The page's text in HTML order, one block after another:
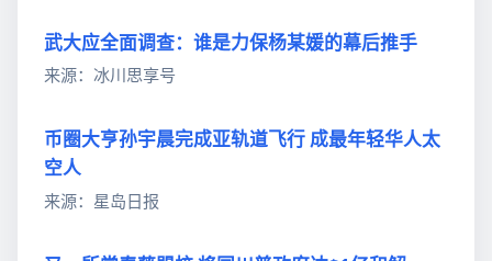
武大应全面调查：谁是力保杨某媛的幕后推手
来源：冰川思享号
币圈大亨孙宇晨完成亚轨道飞行 成最年轻华人太
空人
来源：星岛日报